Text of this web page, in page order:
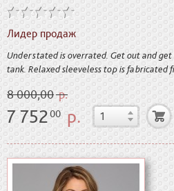
Лидер продаж
Understated is overrated. Get out and
tank. Relaxed sleeveless top is fabricated
8 000,00р.
7 75200 р.